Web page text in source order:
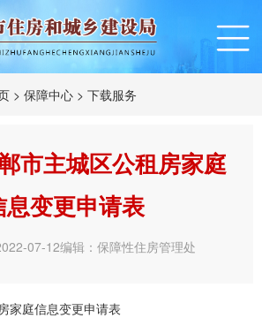
> 保障中心 > 下载服务
市主城区公租房家庭
息变更申请表
07-12编辑：保障性住房管理处
家庭信息变更申请表